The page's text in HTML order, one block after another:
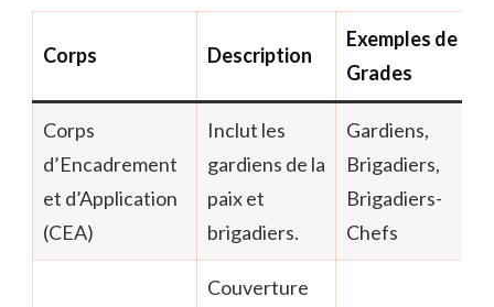
Corps Description
Exemples de
Grades
Corps
d’Encadrement
et d’Application
(CEA)
Inclut les
gardiens de la
paix et
brigadiers.
Gardiens,
Brigadiers,
Brigadiers-
Chefs
Couverture